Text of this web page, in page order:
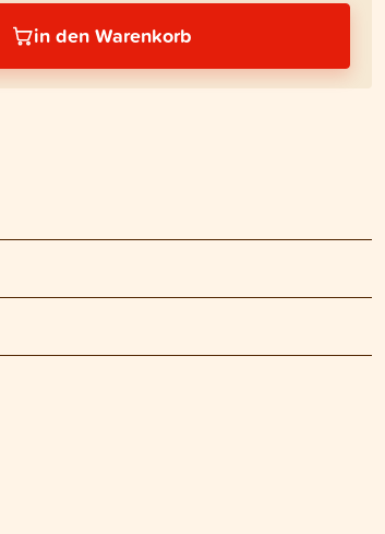
in den Warenkorb